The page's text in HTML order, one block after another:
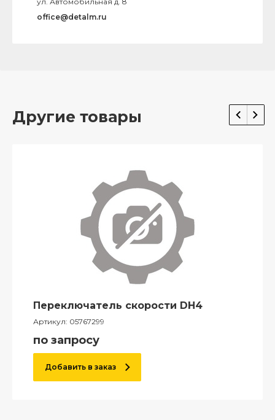
office@detalm.ru
Другие товары
Переключатель скорости DH4
Артикул: 05767299
по запросу
Добавить в заказ